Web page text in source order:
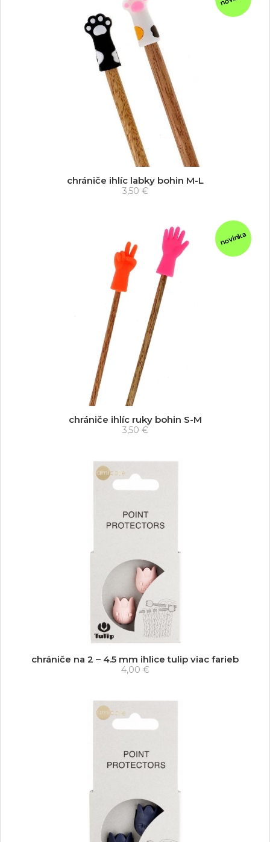
chrániče ihlíc labky bohin M-L
3,50 €
novinka
chrániče ihlíc ruky bohin S-M
3,50 €
chrániče na 2 – 4.5 mm ihlice tulip viac farieb
4,00 €